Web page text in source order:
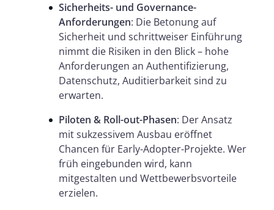
Sicherheits- und Governance-
Anforderungen: Die Betonung auf
Sicherheit und schrittweiser Einführung
nimmt die Risiken in den Blick – hohe
Anforderungen an Authentifizierung,
Datenschutz, Auditierbarkeit sind zu
erwarten.
Piloten & Roll-out-Phasen: Der Ansatz
mit sukzessivem Ausbau eröffnet
Chancen für Early-Adopter-Projekte. Wer
früh eingebunden wird, kann
mitgestalten und Wettbewerbsvorteile
erzielen.